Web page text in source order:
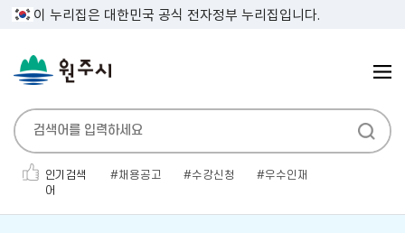
이 누리집은 대한민국 공식 전자정부 누리집입니다.
인기검색
어
채용공고 수강신청
우수인재